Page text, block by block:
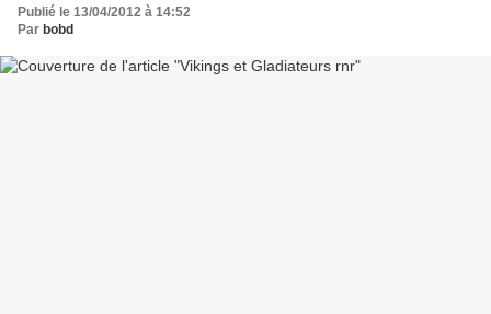
Publié le 13/04/2012 à 14:52
Par bobd